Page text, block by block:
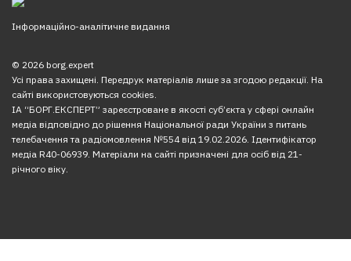
Інформаційно-аналітичне видання
© 2026 borg.expert
Усі права захищені. Передрук матеріалів лише за згодою редакції. На
сайті використовуються cookies.
ІА “БОРГ.ЕКСПЕРТ” зареєстроване в якості суб’єкта у сфері онлайн
медіа відповідно до рішення Національної ради України з питань
телебачення та радіомовлення №554 від 19.02.2026. Ідентифікатор
медіа R40-06939. Матеріали на сайті призначені для осіб від 21-
річного віку.